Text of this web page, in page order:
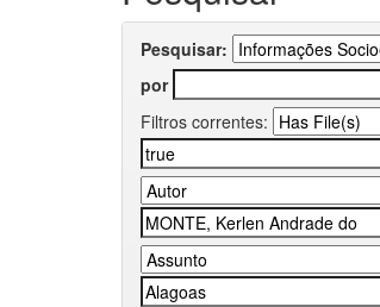
Pesquisar:
por
Filtros correntes: